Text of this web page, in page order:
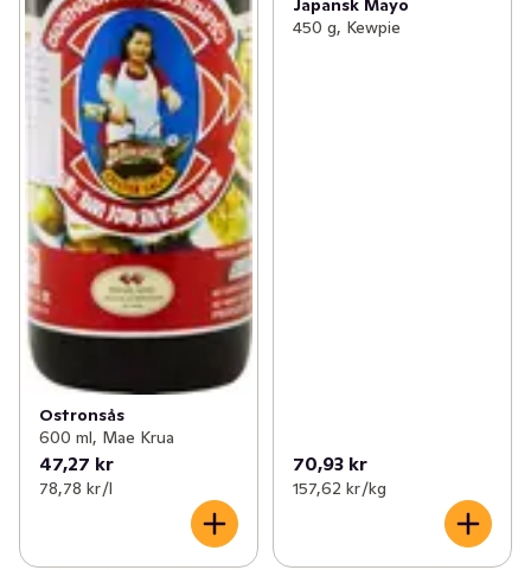
Ostronsås
600 ml, Mae Krua
47,27 kr
78,78 kr /l
Japansk Mayo
450 g, Kewpie
70,93 kr
157,62 kr /kg